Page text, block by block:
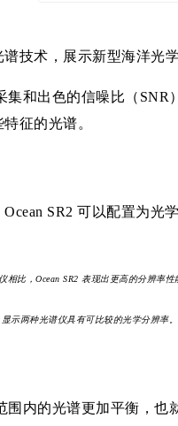
技术，展示新型海洋光
集和出色的信噪比（
征的光谱。
SR2 可以配置为
比，Ocean SR2 表现出更高的分辨率性
示两种光谱仪具有可比较的光学分辨率
围内的光谱更加平衡，